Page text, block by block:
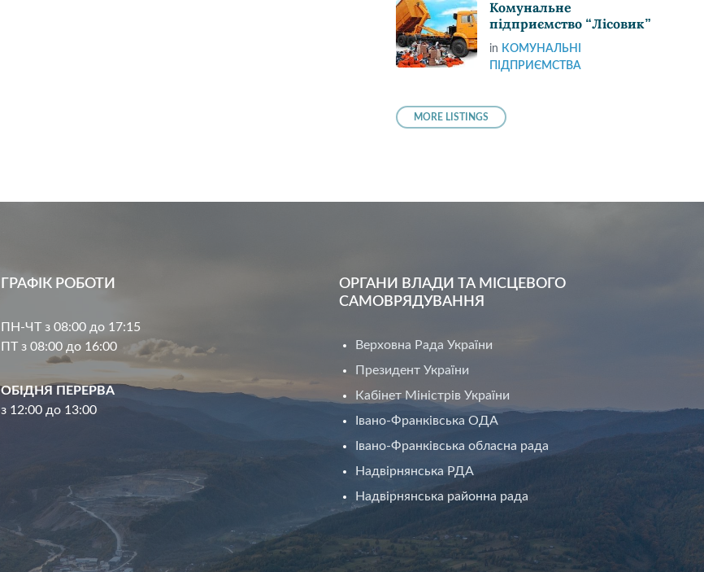
Комунальне
підприємство “Лісовик”
in КОМУНАЛЬНІ
ПІДПРИЄМСТВА
MORE LISTINGS
ГРАФІК РОБОТИ
ПН-ЧТ з 08:00 до 17:15
ПТ з 08:00 до 16:00
ОБІДНЯ ПЕРЕРВА
з 12:00 до 13:00
ОРГАНИ ВЛАДИ ТА МІСЦЕВОГО
САМОВРЯДУВАННЯ
Верховна Рада України
Президент України
Кабінет Міністрів України
Івано-Франківська ОДА
Івано-Франківська обласна рада
Надвірнянська РДА
Надвірнянська районна рада